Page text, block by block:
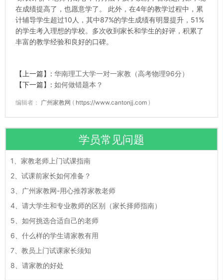
在成绩提高了，也愿意学了。 此外，在4年的教学过程中，累
计辅导学生超过10人，其中87%的学生成绩有明显提升，51%
的学生考入理想的学校。多次收到家长和学生的好评，积累了
丰富的教学经验和良好的口碑。
【上一篇】: 华南理工大学一对一家教（高考物理96分）
【下一篇】: 如何做错题本？
编辑者： 广州家教网 ( https://www.cantonjj.com )
学员常见问题
1、 家教老师上门试课指南
2、 试课前家长如何准备？
3、
广州家教网-用心推荐家教老师
4、 请大学生和专业教师的区别（家长择师指南）
5、 如何挑选合适自己的老师
6、 什么样的学生请家教有用
7、 教员上门试课家长须知
8、 请家教的好处